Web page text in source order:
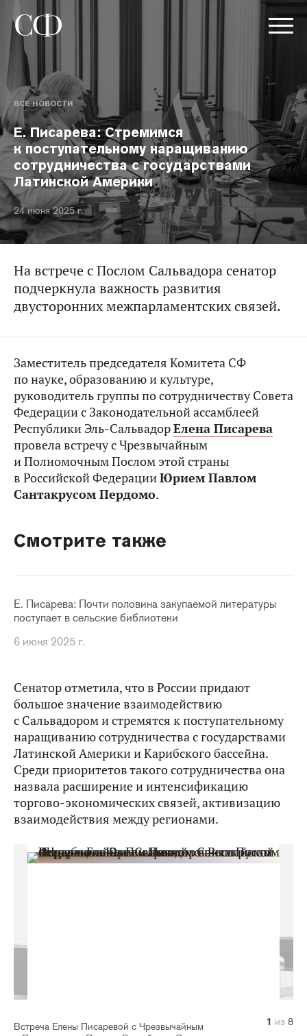
ВСЕ НОВОСТИ
Е. Писарева: Стремимся
к поступательному наращиванию
сотрудничества с государствами
Латинской Америки
24 июня 2025 г.
На встрече с Послом Сальвадора сенатор
подчеркнула важность развития
двусторонних межпарламентских связей.
Заместитель председателя Комитета СФ
по науке, образованию и культуре,
руководитель группы по сотрудничеству Совета
Федерации с Законодательной ассамблеей
Республики Эль-СальвадорЕлена Писарева
провела встречу с Чрезвычайным
и Полномочным Послом этой страны
в Российской ФедерацииЮрием Павлом
Сантакрусом Пердомо.
Смотрите также
Е. Писарева: Почти половина закупаемой литературы
поступает в сельские библиотеки
6 июня 2025 г.
Сенатор отметила, что в России придают
большое значение взаимодействию
с Сальвадором и стремятся к поступательному
наращиванию сотрудничества с государствами
Латинской Америки и Карибского бассейна.
Среди приоритетов такого сотрудничества она
назвала расширение и интенсификацию
торгово-экономических связей, активизацию
взаимодействия между регионами.
Встреча Елены Писаревой с Чрезвычайным
1 из 8
2 из 8
3 из 8
4 из 8
5 из 8
6 из 8
7 из 8
8 из 8